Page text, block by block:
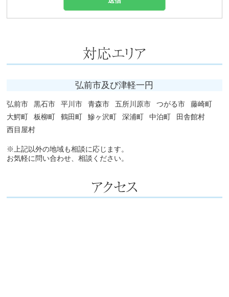
弘前市及び津軽一円
弘前市 黒石市 平川市 青森市 五所川原市 つがる市
藤崎町
大鰐町
板柳町 鶴田町 鰺ヶ沢町 深浦町 中泊町
田舎館村
西目屋村
※上記以外の地域も相談に応じます。
お気軽に問い合わせ、相談ください。